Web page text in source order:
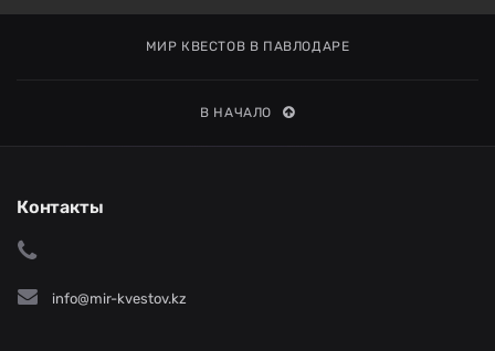
МИР КВЕСТОВ В ПАВЛОДАРЕ
В НАЧАЛО
Контакты
info@mir-kvestov.kz